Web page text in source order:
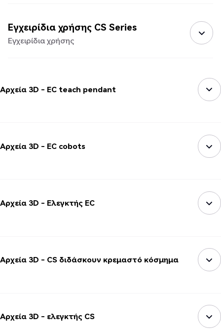
Εγχειρίδια χρήσης CS Series
Εγχειρίδια χρήσης
Αρχεία 3D - EC teach pendant
Αρχεία 3D - EC cobots
Αρχεία 3D - Ελεγκτής EC
Αρχεία 3D - CS διδάσκουν κρεμαστό κόσμημα
Αρχεία 3D - ελεγκτής CS